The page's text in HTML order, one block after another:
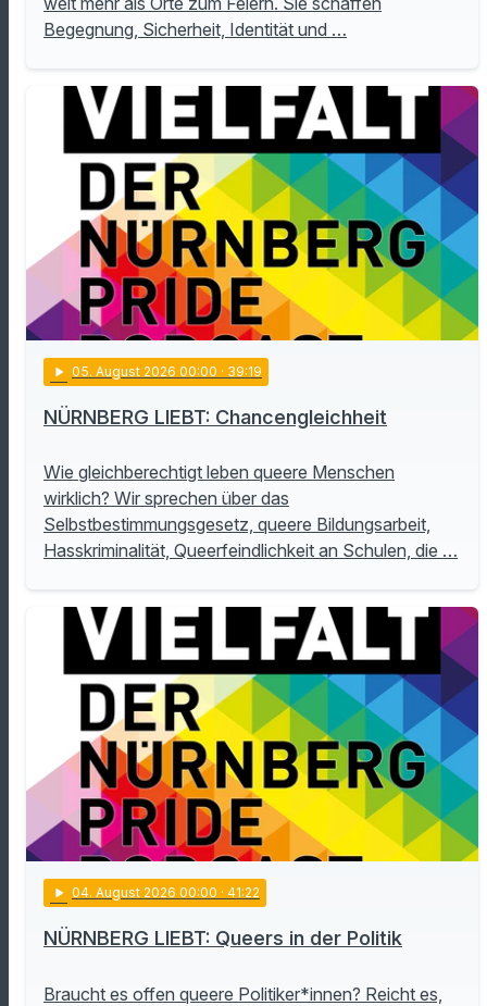
Begegnung, Sicherheit, Identität und …
play_arrow 05. August 2026 00:00 · 39:19
NÜRNBERG LIEBT: Chancengleichheit
Wie gleichberechtigt leben queere Menschen
wirklich? Wir sprechen über das
Selbstbestimmungsgesetz, queere Bildungsarbeit,
Hasskriminalität, Queerfeindlichkeit an Schulen, die …
play_arrow 04. August 2026 00:00 · 41:22
NÜRNBERG LIEBT: Queers in der Politik
Braucht es offen queere Politiker*innen? Reicht es,